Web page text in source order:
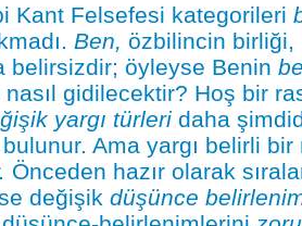
Kant Felsefesi kategorileri
Ben, özbilincin birliği,
belirsizdir; öyleyse Benin
gidilecektir? Hoş bir
yargı türleri daha
Ama yargı belirli
Önceden hazır olarak
değişik düşünce